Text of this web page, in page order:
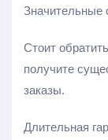
Значительные
Стоит
получите
заказы.
Длительная